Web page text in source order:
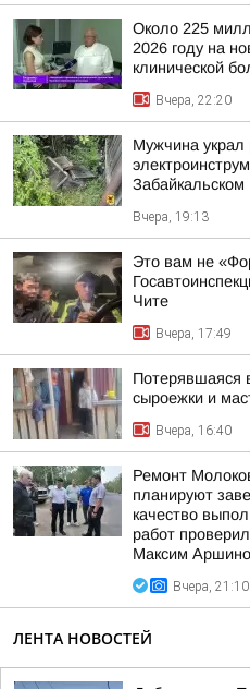
Около 225
2026 году на
клинической
Вчера, 22:20
Мужчина украл
Забайкальском
Вчера, 19:13
Это вам не
Чите
Вчера, 17:49
Потерявшаяся
сыроежки и
Вчера, 16:40
Ремонт
планируют
качество
работ
Максим
Вчера, 21:10
ЛЕНТА НОВОСТЕЙ